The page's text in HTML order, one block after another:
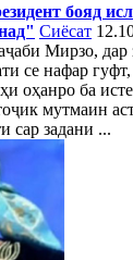
бояд
Сиёсат
Мирзо, дар
се нафар
оҳанро ба
мутмаин
сар задани ...